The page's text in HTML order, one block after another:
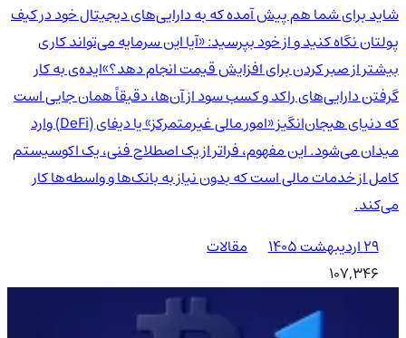
شاید برای شما هم پیش آمده که به دارایی‌های دیجیتال خود در کیف
پولتان نگاه کنید و از خود بپرسید: «آیا این سرمایه می‌تواند کاری
بیشتر از صبر کردن برای افزایش قیمت انجام دهد؟»ایده‌ی به کار
گرفتن دارایی‌های راکد و کسب سود از آن‌ها، دقیقاً همان جایی است
که دنیای هیجان‌انگیز «امور مالی غیرمتمرکز» یا دیفای (DeFi) وارد
میدان می‌شود. این مفهوم، فراتر از یک اصطلاح فنی، یک اکوسیستم
کامل از خدمات مالی است که بدون نیاز به بانک‌ها و واسطه‌ها کار
می‌کند.
۲۹ اردیبهشت ۱۴۰۵
مقالات
107,346